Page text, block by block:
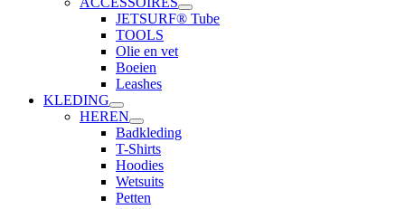
JETSURF® Tube
TOOLS
Olie en vet
Boeien
Leashes
KLEDING
HEREN
Badkleding
T-Shirts
Hoodies
Wetsuits
Petten